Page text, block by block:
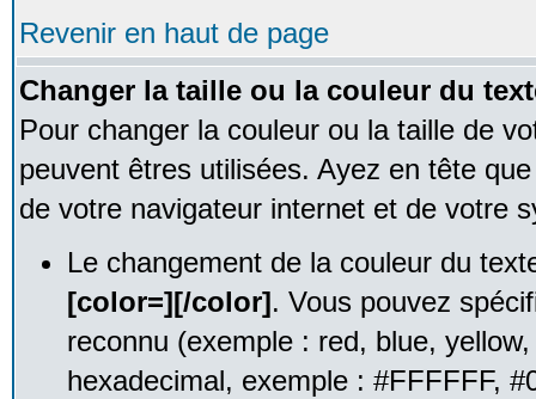
Revenir en haut de page
Changer la taille ou la couleur du
Pour changer la couleur ou la taille de
peuvent êtres utilisées. Ayez en tête
de votre navigateur internet et de votre
Le changement de la couleur du
[color=][/color]. Vous pouvez
reconnu (exemple : red, blue,
hexadecimal, exemple : #FFFFFF,